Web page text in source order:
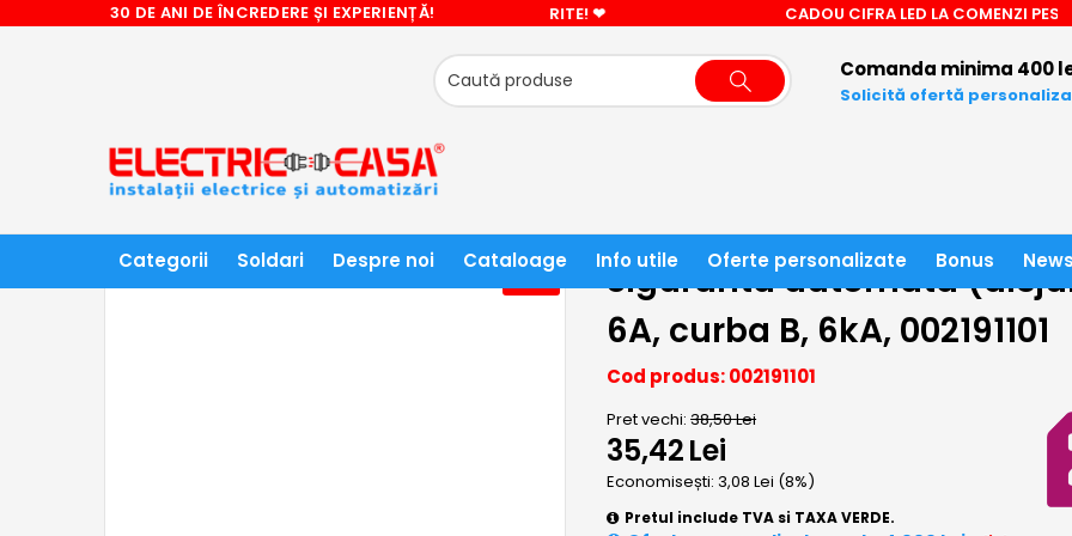
30 DE ANI DE ÎNCREDERE ȘI EXPERIENȚĂ!
❤ NU RATATI CADOURILE OFERITE! ❤ CADOU CIFRA LED LA COMENZI PESTE 3000 LEI!
Comanda minima 400
Solicită ofertă
Categorii Soldari Despre noi Cataloage Info utile Oferte personalizate Bonus
- 8%
Siguranta automata
6A, curba B, 6kA, 002191101
Cod produs: 002191101
Pret vechi: 38,50Lei
35,42Lei
Economisești:3,08 Lei (8%)
Pretul include TVA si TAXA VERDE.